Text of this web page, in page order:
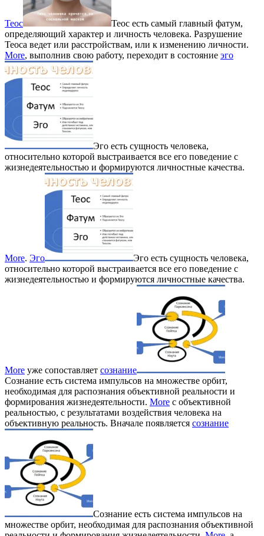
Теос
Теос есть самый главный фатум,
определяющий характер и личность человека. Разрушение
Теоса ведет или расстройствам, или к изменению личности.
More, выполнив свою работу, переходит в состояние эго
Эго есть сущность человека,
относительно которой выстраивается все его поведение с
жизнедеятельностью и формируются личностные качества.
More. Эго
Эго есть сущность человека,
относительно которой выстраивается все его поведение с
жизнедеятельностью и формируются личностные качества.
More уже сопоставляет сознание
Сознание есть система импульсов на множестве орбит,
необходимая для распознания объективной реальности и
формирования жизнедеятельности. More с объективной
реальностью, с результатами воздействия человека на
объективную реальность. Вначале появляется сознание
Сознание есть система импульсов на
множестве орбит, необходимая для распознания объективной